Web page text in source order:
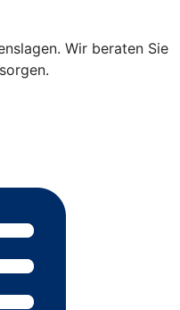
Wir beraten Sie